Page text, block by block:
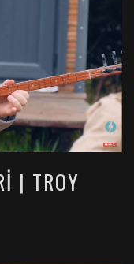
| TROY